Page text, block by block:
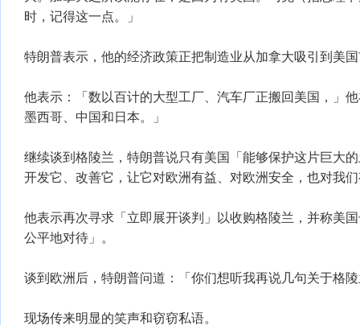
时，记得这一点。」
特朗普表示，他的经济政策正把制造业从加拿大吸引到美
他表示：「数以百计的大型工厂、汽车厂正搬回美国，」
墨西哥、中国和日本。」
继续谈到格陵兰，特朗普说只有美国「能够保护这片巨大
开发它、改善它，让它对欧洲有益、对欧洲安全，也对我
他表示再次寻求「立即展开谈判」以收购格陵兰，并称美
公平地对待」。
谈到欧洲后，特朗普问道：「你们想听我再说几句关于格
现场传来明显的笑声和窃窃私语。